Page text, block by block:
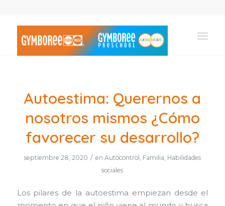
Autoestima: Querernos a
nosotros mismos ¿Cómo
favorecer su desarrollo?
septiembre 28, 2020 / en Autocontrol , Familia, Habilidades
sociales
Los pilares de la autoestima empiezan desde el